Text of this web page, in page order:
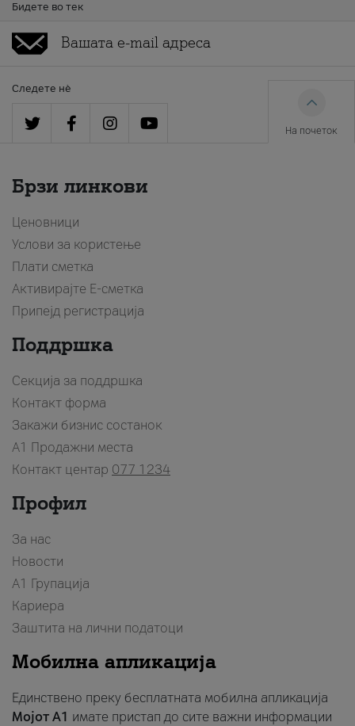
Бидете во тек
Следете нè
На почеток
Брзи линкови
Ценовници
Услови за користење
Плати сметка
Активирајте Е-сметка
Припејд регистрација
Поддршка
Секција за поддршка
Контакт форма
Закажи бизнис состанок
A1 Продажни места
Контакт центар 077 1234
Профил
За нас
Новости
А1 Групација
Кариера
Заштита на лични податоци
Мобилна апликација
Единствено преку бесплатната мобилна апликација
Мојот A1 имате пристап до сите важни информации